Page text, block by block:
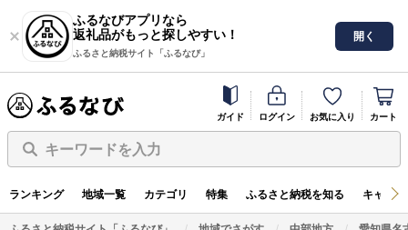
ふるなびアプリなら
返礼品がもっと探しやすい！
ふるさと納税サイト「ふるなび」
開く
ガイド ログイン お気に入り カート
キーワードを入力
ランキング 地域一覧 カテゴリ 特集 ふるさと納税を知る キャン